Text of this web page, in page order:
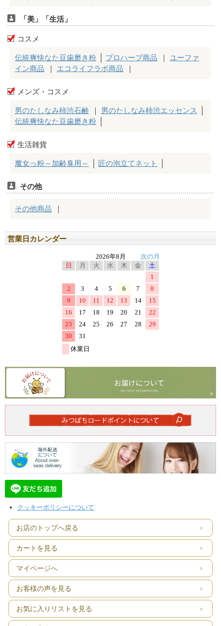
営業日カレンダー
クッキーポリシーについて
お店のトップへ戻る
カートを見る
マイページへ
お客様の声を見る
お気に入りリストを見る